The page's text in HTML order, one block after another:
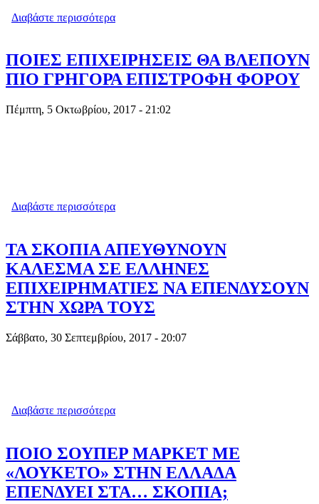
Διαβάστε περισσότερα
ΕΠΙΧΕΙΡΗΣΕΩΝ
ΠΟΙΕΣ ΕΠΙΧΕΙΡΗΣΕΙΣ ΘΑ ΒΛΕΠΟΥΝ
ΠΙΟ ΓΡΗΓΟΡΑ ΕΠΙΣΤΡΟΦΗ ΦΟΡΟΥ
Πέμπτη, 5 Οκτωβρίου, 2017 - 21:02
Διαβάστε περισσότερα
ΤΑ ΣΚΟΠΙΑ ΑΠΕΥΘΥΝΟΥΝ
ΚΑΛΕΣΜΑ ΣΕ ΕΛΛΗΝΕΣ
ΕΠΙΧΕΙΡΗΜΑΤΙΕΣ ΝΑ ΕΠΕΝΔΥΣΟΥΝ
ΣΤΗΝ ΧΩΡΑ ΤΟΥΣ
Σάββατο, 30 Σεπτεμβρίου, 2017 - 20:07
Διαβάστε περισσότερα
ΣΤΗΝ ΧΩΡΑ ΤΟΥΣ
ΠΟΙΟ ΣΟΥΠΕΡ ΜΑΡΚΕΤ ΜΕ
«ΛΟΥΚΕΤΟ» ΣΤΗΝ ΕΛΛΑΔΑ
ΕΠΕΝΔΥΕΙ ΣΤΑ… ΣΚΟΠΙΑ;